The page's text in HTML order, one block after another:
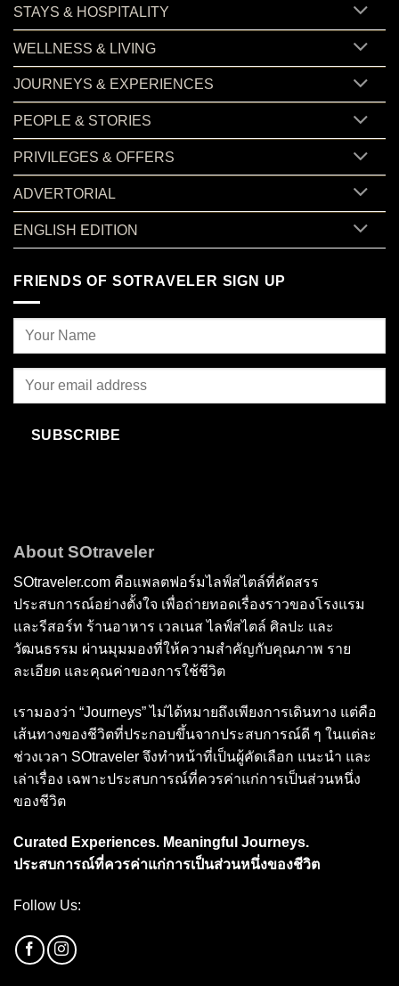
STAYS & HOSPITALITY
WELLNESS & LIVING
JOURNEYS & EXPERIENCES
PEOPLE & STORIES
PRIVILEGES & OFFERS
ADVERTORIAL
ENGLISH EDITION
FRIENDS OF SOTRAVELER SIGN UP
SUBSCRIBE
About SOtraveler
SOtraveler.com คือแพลตฟอร์มไลฟ์สไตล์ที่คัดสรร
ประสบการณ์อย่างตั้งใจ เพื่อถ่ายทอดเรื่องราวของโรงแรม
และรีสอร์ท ร้านอาหาร เวลเนส ไลฟ์สไตล์ ศิลปะ และ
วัฒนธรรม ผ่านมุมมองที่ให้ความสำคัญกับคุณภาพ ราย
ละเอียด และคุณค่าของการใช้ชีวิต
เรามองว่า “Journeys” ไม่ได้หมายถึงเพียงการเดินทาง แต่คือ
เส้นทางของชีวิตที่ประกอบขึ้นจากประสบการณ์ดี ๆ ในแต่ละ
ช่วงเวลา SOtraveler จึงทำหน้าที่เป็นผู้คัดเลือก แนะนำ และ
เล่าเรื่อง เฉพาะประสบการณ์ที่ควรค่าแก่การเป็นส่วนหนึ่ง
ของชีวิต
Curated Experiences. Meaningful Journeys.
ประสบการณ์ที่ควรค่าแก่การเป็นส่วนหนึ่งของชีวิต
Follow Us: